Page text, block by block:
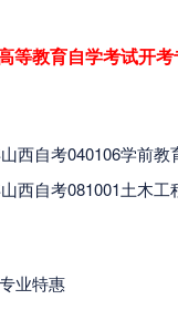
等教育自学考试开
西自考040106学前
西自考081001土木
业特惠